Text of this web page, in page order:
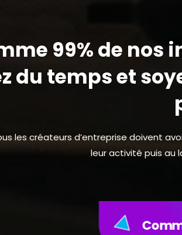
99% de
du temps et
les créateurs d’entreprise doivent
leur activité puis au